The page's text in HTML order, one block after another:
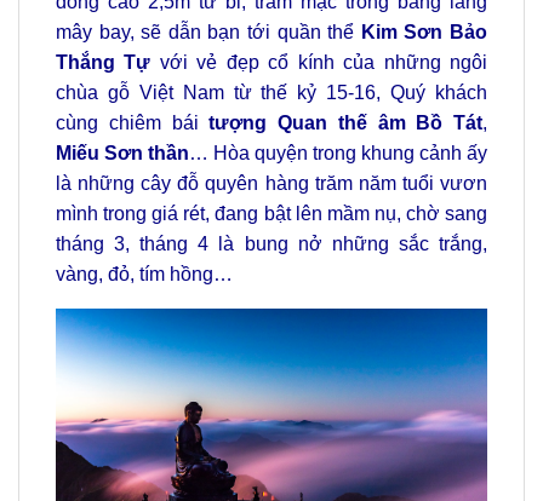
mây bay, sẽ dẫn bạn tới quần thể Kim Sơn Bảo
Thắng Tự với vẻ đẹp cổ kính của những ngôi
chùa gỗ Việt Nam từ thế kỷ 15-16, Quý khách
cùng chiêm báitượng Quan thế âm Bồ Tát,
Miếu Sơn thần… Hòa quyện trong khung cảnh ấy
là những cây đỗ quyên hàng trăm năm tuổi vươn
mình trong giá rét, đang bật lên mầm nụ, chờ sang
tháng 3, tháng 4 là bung nở những sắc trắng,
vàng, đỏ, tím hồng…